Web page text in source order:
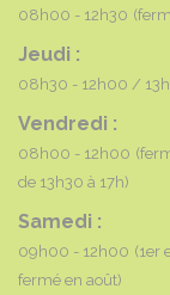
08h00 - 12h30
Jeudi :
08h30 - 12h00
Vendredi :
08h00 - 12h00
de 13h30 à 17h)
Samedi :
09h00 - 12h00 (1er
fermé en août)